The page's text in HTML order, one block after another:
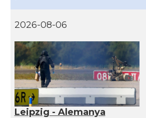
2026-08-06
Leipzig - Alemanya